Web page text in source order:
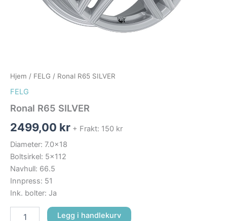
Hjem / FELG / Ronal R65 SILVER
FELG
Ronal R65 SILVER
2499,00 kr + Frakt: 150 kr
Diameter: 7.0×18
Boltsirkel: 5×112
Navhull: 66.5
Innpress: 51
Ink. bolter: Ja
Legg i handlekurv